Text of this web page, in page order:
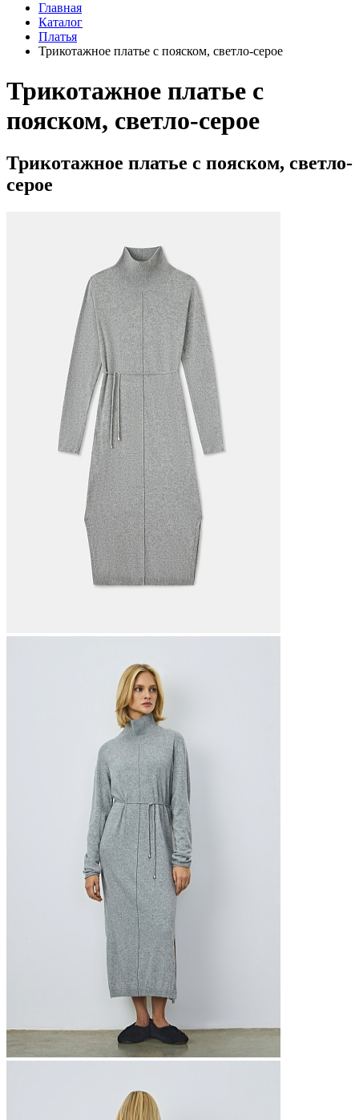
Главная
Каталог
Платья
Трикотажное платье с пояском, светло-серое
Трикотажное платье с
пояском, светло-серое
Трикотажное платье с пояском, светло-
серое